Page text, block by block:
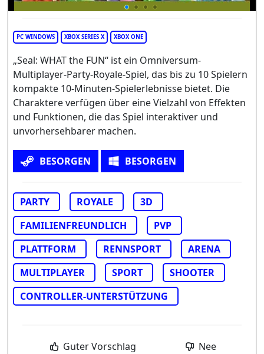
PC WINDOWS XBOX SERIES X XBOX ONE
„Seal: WHAT the FUN“ ist ein Omniversum-
Multiplayer-Party-Royale-Spiel, das bis zu 10 Spielern
kompakte 10-Minuten-Spielerlebnisse bietet. Die
Charaktere verfügen über eine Vielzahl von Effekten
und Funktionen, die das Spiel interaktiver und
unvorhersehbarer machen.
BESORGEN BESORGEN
PARTY ROYALE
3D
FAMILIENFREUNDLICH
PVP
PLATTFORM
RENNSPORT
ARENA
MULTIPLAYER
SPORT
SHOOTER
CONTROLLER-UNTERSTÜTZUNG
Guter Vorschlag Nee